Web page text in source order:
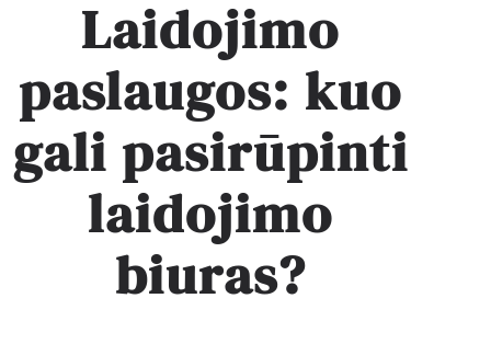
Laidojimo
paslaugos: kuo
gali pasirūpinti
laidojimo
biuras?